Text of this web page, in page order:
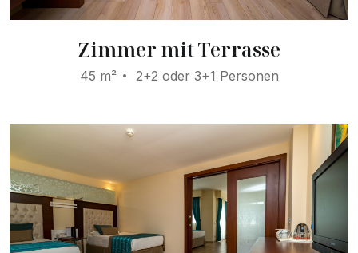
Zimmer mit Terrasse
45 m² 2+2 oder 3+1 Personen